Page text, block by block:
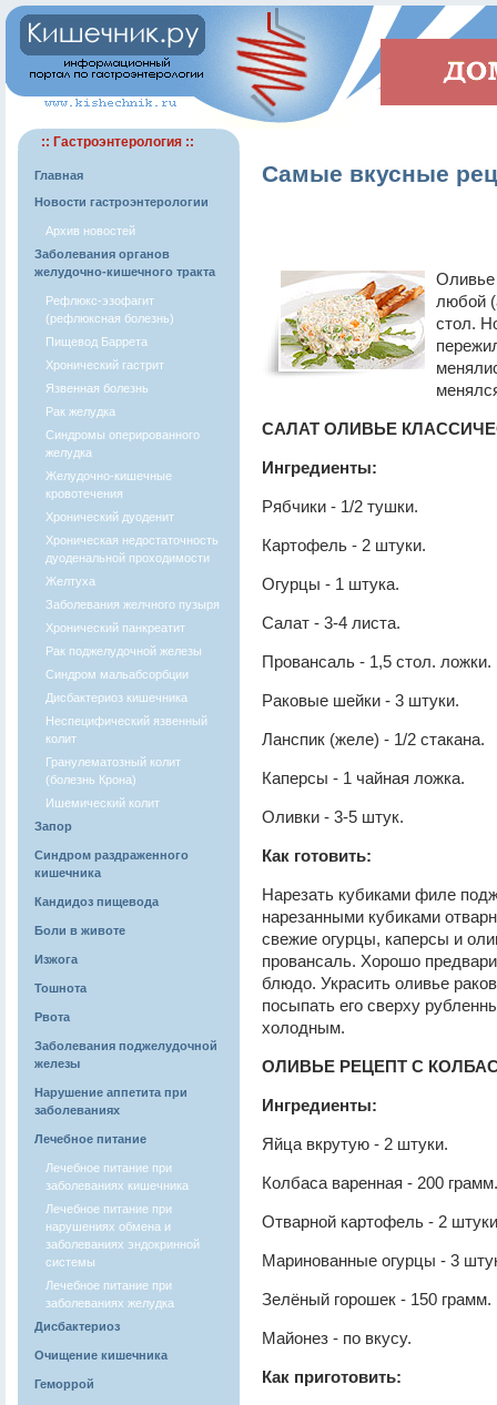
:: Гастроэнтерология ::
Главная
Новости гастроэнтерологии
Архив новостей
Заболевания органов
желудочно-кишечного тракта
Рефлюкс-эзофагит
(рефлюксная болезнь)
Пищевод Баррета
Хронический гастрит
Язвенная болезнь
Рак желудка
Синдромы оперированного
желудка
Желудочно-кишечные
кровотечения
Хронический дуоденит
Хроническая недостаточность
дуоденальной проходимости
Желтуха
Заболевания желчного пузыря
Хронический панкреатит
Рак поджелудочной железы
Синдром мальабсорбции
Дисбактериоз кишечника
Неспецифический язвенный
колит
Гранулематозный колит
(болезнь Крона)
Ишемический колит
Запор
Синдром раздраженного
кишечника
Кандидоз пищевода
Боли в животе
Изжога
Тошнота
Рвота
Заболевания поджелудочной
железы
Нарушение аппетита при
заболеваниях
Лечебное питание
Лечебное питание при
заболеваниях кишечника
Лечебное питание при
нарушениях обмена и
заболеваниях эндокринной
системы
Лечебное питание при
заболеваниях желудка
Дисбактериоз
Очищение кишечника
Геморрой
Самые вкусные
Оливье
любой
стол.
САЛАТ ОЛИВЬЕ
Ингредиенты:
Рябчики - 1/2 тушки.
Картофель - 2 штуки.
Огурцы - 1 штука.
Салат - 3-4 листа.
Провансаль - 1,5 стол. ложки.
Раковые шейки - 3 штуки.
Ланспик (желе) - 1/2 стакана.
Каперсы - 1 чайная ложка.
Оливки - 3-5 штук.
Как готовить:
Нарезать кубиками филе
нарезанными кубиками
свежие огурцы, каперсы и
провансаль. Хорошо
блюдо. Украсить оливье
посыпать его сверху
холодным.
ОЛИВЬЕ РЕЦЕПТ С
Ингредиенты:
Яйца вкрутую - 2 штуки.
Колбаса варенная - 200 грамм.
Отварной картофель - 2
Маринованные огурцы - 3
Зелёный горошек - 150 грамм.
Майонез - по вкусу.
Как приготовить: